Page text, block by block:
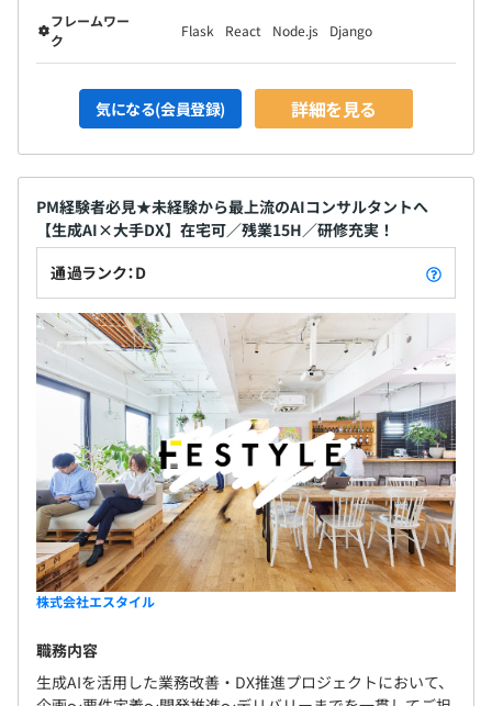
フレームワー
ク
Flask React Node.js Django
気になる(会員登録) 詳細を見る
PM経験者必見★未経験から最上流のAIコンサルタントへ
【生成AI×大手DX】在宅可／残業15H／研修充実！
通過ランク：D
株式会社エスタイル
職務内容
生成AIを活用した業務改善・DX推進プロジェクトにおいて、